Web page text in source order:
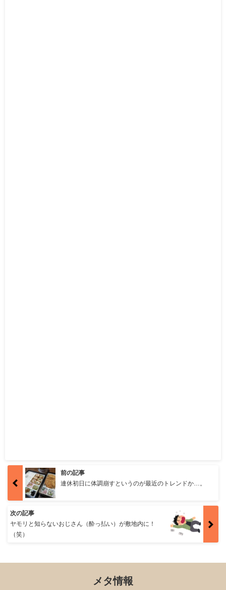
前の記事
連休初日に体調崩すというのが最近のトレンドか…。
次の記事
ヤモリと知らないおじさん（酔っ払い）が敷地内に！
（笑）
メタ情報